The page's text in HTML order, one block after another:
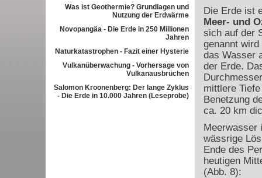
Was ist Geothermie? Grundlagen und
Nutzung der Erdwärme
Novopangäa - Die Erde in 250 Millionen
Jahren
Naturkatastrophen - Fazit einer Hysterie
Vulkanüberwachung - Vorhersage von
Vulkanausbrüchen
Salomon Kroonenberg: Der lange Zyklus
- Die Erde in 10.000 Jahren (Leseprobe)
Die Erde ist
Meer- und
sich auf der
genannt
das Wasser
der Erde.
mittlere
Benetzung
ca. 20 km
Meerwasser
wässrige
Ende des
heutigen
(Abb. 8):